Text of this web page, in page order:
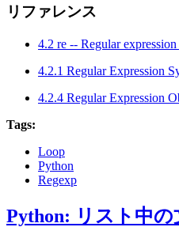
リファレンス
4.2 re -- Regular
4.2.1 Regular Expression
4.2.4 Regular Expression
Tags:
Loop
Python
Regexp
Python: リスト中